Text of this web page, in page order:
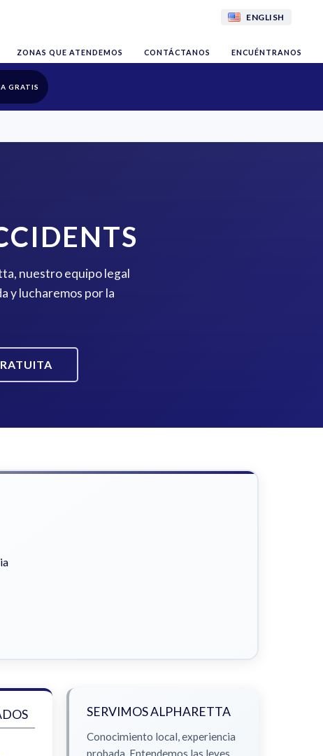
ENGLISH
ZONAS QUE ATENDEMOS CONTÁCTANOS ENCUÉNTRANOS
GRATIS
nuestro equipo legal
y lucharemos por la
SERVIMOS ALPHARETTA
Conocimiento local, experiencia
probada. Entendemos las leyes